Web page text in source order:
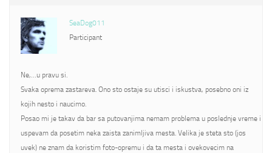
SeaDog011
Participant
Ne,…u pravu si.
Svaka oprema zastareva. Ono sto ostaje su utisci i iskustva, posebno oni iz
kojih nesto i naucimo.
Posao mi je takav da bar sa putovanjima nemam problema u poslednje vreme i
uspevam da posetim neka zaista zanimljiva mesta. Velika je steta sto (jos
uvek) ne znam da koristim foto-opremu i da ta mesta i ovekovecim na